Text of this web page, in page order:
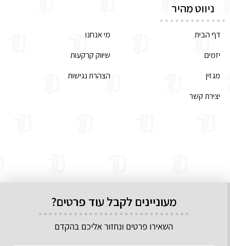
ניווט מהיר
דף הבית
מי אנחנו
יזמים
שיווק קרקעות
מגזין
הצהרת נגישות
יצירת קשר
מעוניינים לקבל עוד פרטים?
השאירו פרטים ונחזור אליכם בהקדם